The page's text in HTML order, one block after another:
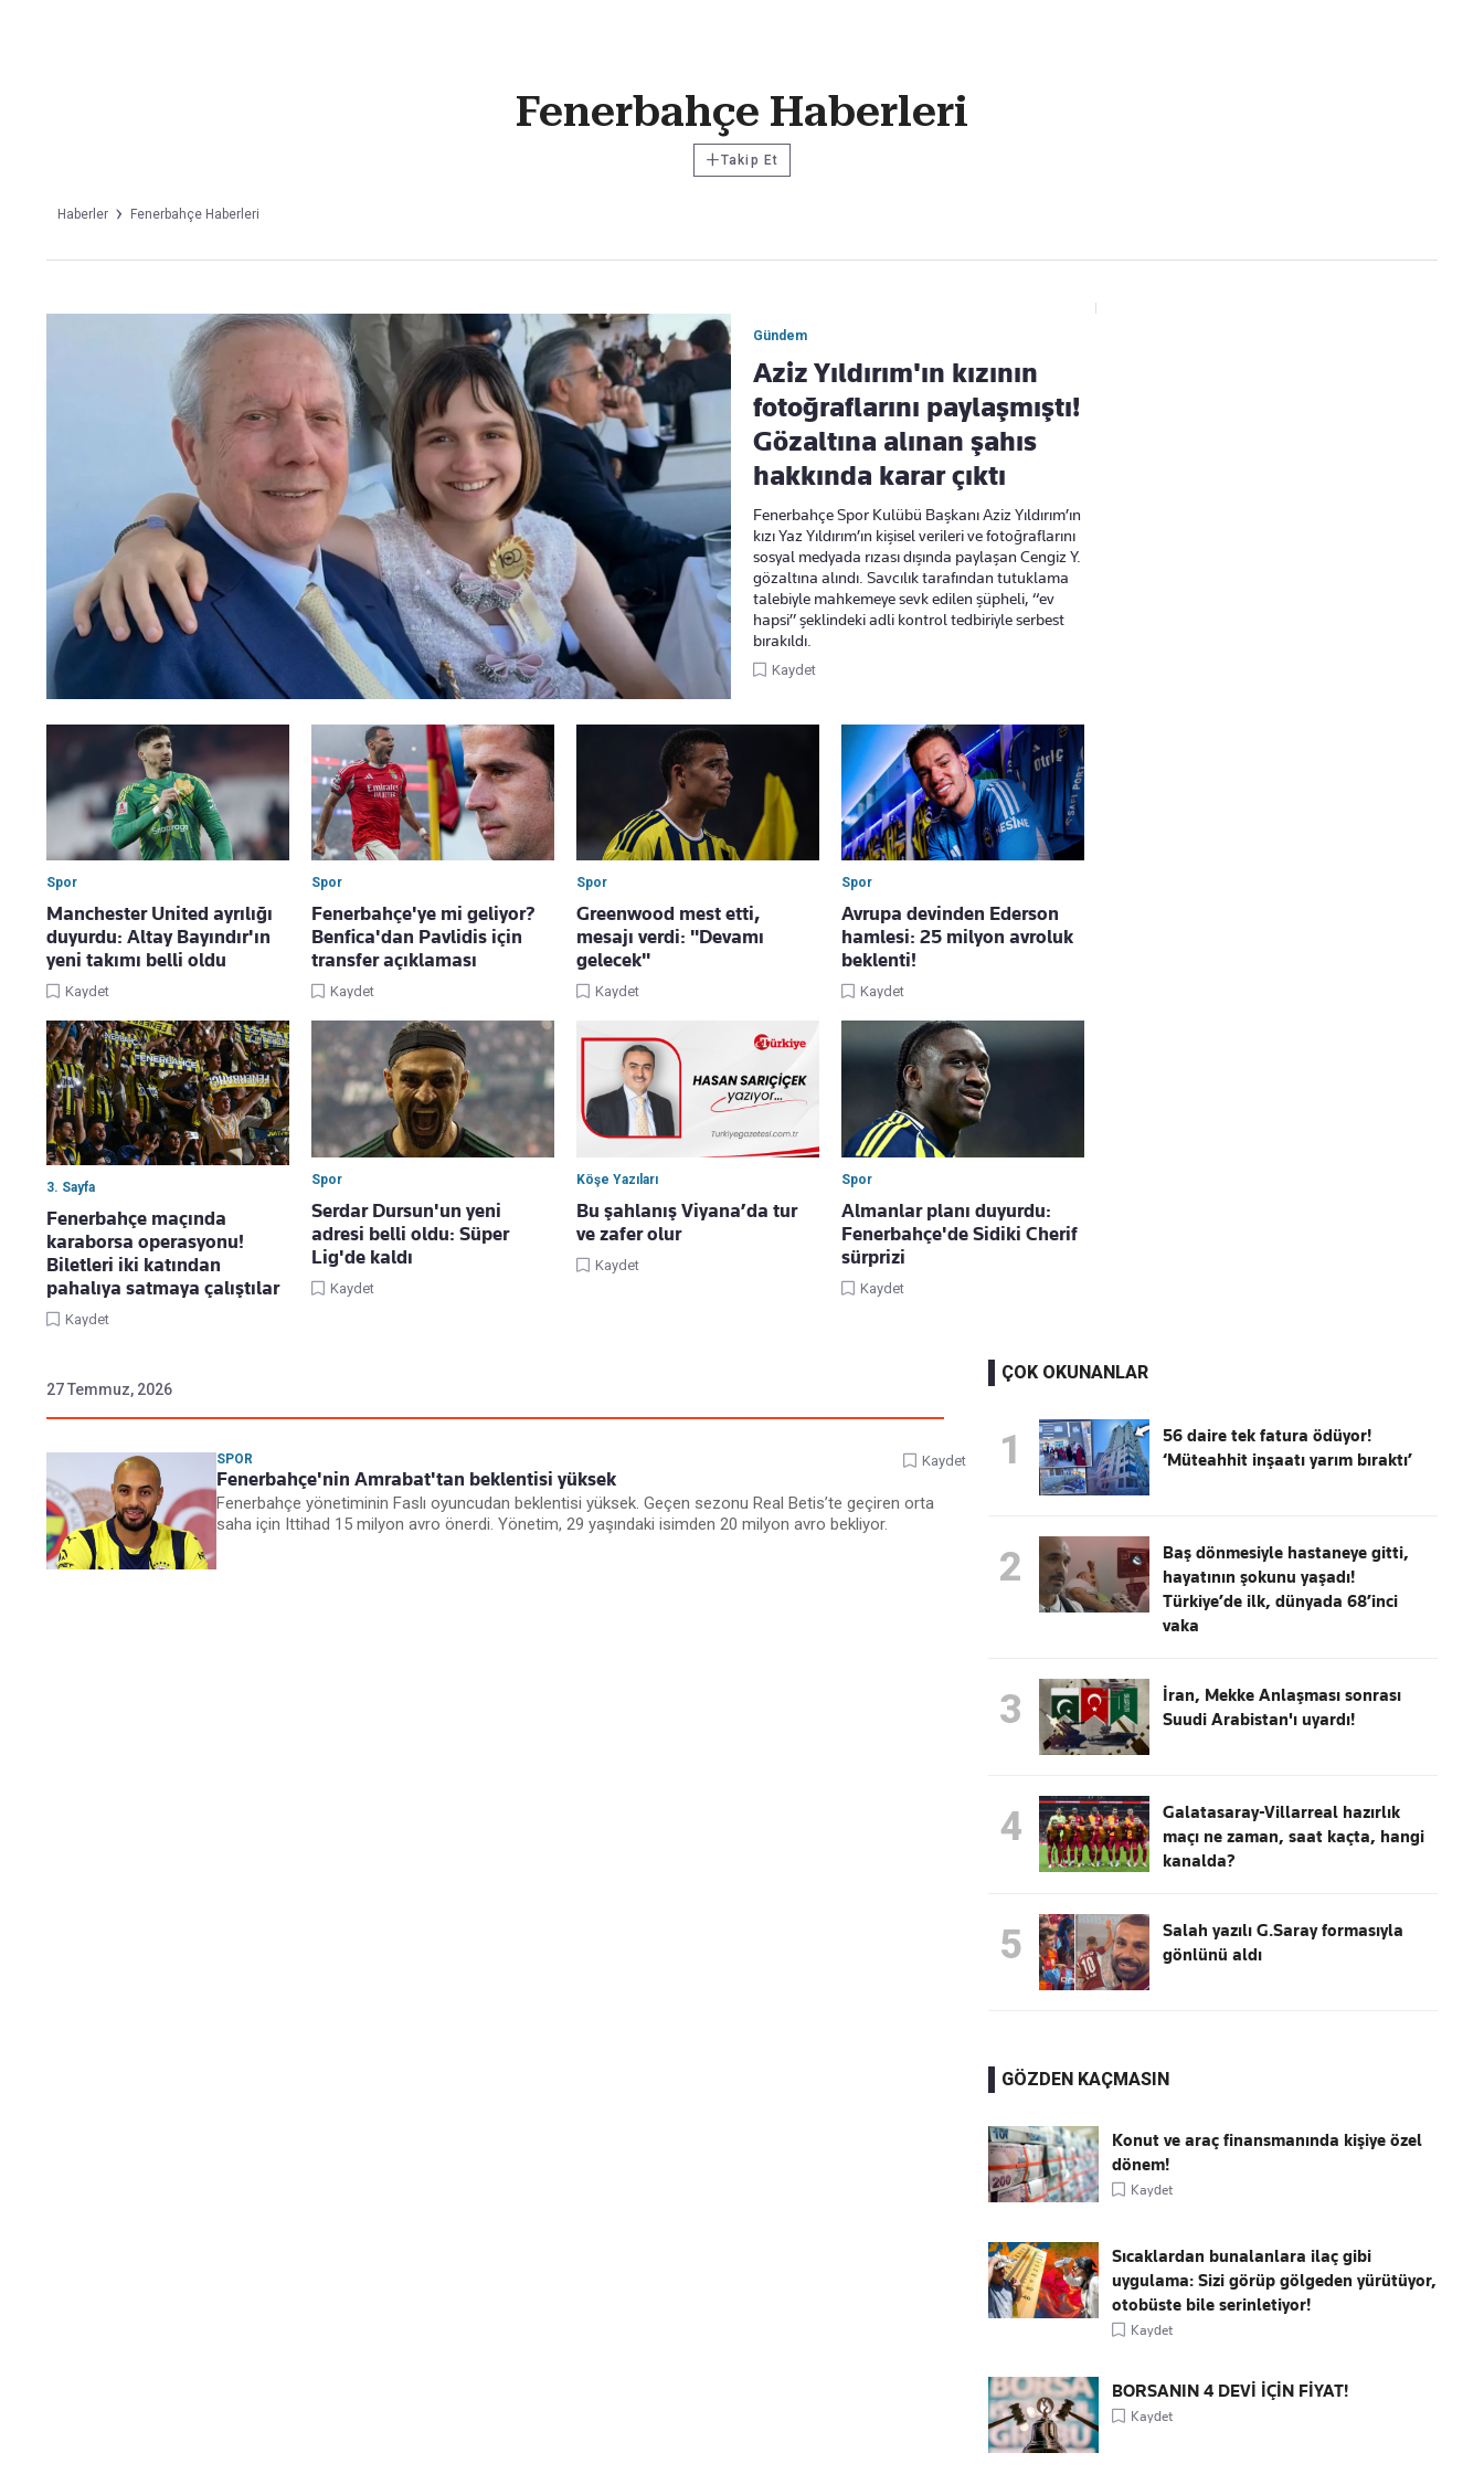
Editör masamıza bilgi ve materyal göndermek içintıklayın
Fenerbahçe Haberleri
+Takip Et
Haberler Fenerbahçe Haberleri
Gündem
Aziz Yıldırım'ın kızının
fotoğraflarını paylaşmıştı!
Gözaltına alınan şahıs
hakkında karar çıktı
Fenerbahçe Spor Kulübü Başkanı Aziz Yıldırım’ın
kızı Yaz Yıldırım’ın kişisel verileri ve fotoğraflarını
sosyal medyada rızası dışında paylaşan Cengiz Y.
gözaltına alındı. Savcılık tarafından tutuklama
talebiyle mahkemeye sevk edilen şüpheli, “ev
hapsi” şeklindeki adli kontrol tedbiriyle serbest
bırakıldı.
Kaydet
Spor
Manchester United ayrılığı
duyurdu: Altay Bayındır'ın
yeni takımı belli oldu
Kaydet
Spor
Fenerbahçe'ye mi geliyor?
Benfica'dan Pavlidis için
transfer açıklaması
Kaydet
Spor
Greenwood mest etti,
mesajı verdi: "Devamı
gelecek"
Kaydet
Spor
Avrupa devinden Ederson
hamlesi: 25 milyon avroluk
beklenti!
Kaydet
3. Sayfa
Fenerbahçe maçında
karaborsa operasyonu!
Biletleri iki katından
pahalıya satmaya çalıştılar
Kaydet
Spor
Serdar Dursun'un yeni
adresi belli oldu: Süper
Lig'de kaldı
Kaydet
Köşe Yazıları
Bu şahlanış Viyana’da tur
ve zafer olur
Kaydet
Spor
Almanlar planı duyurdu:
Fenerbahçe'de Sidiki Cherif
sürprizi
Kaydet
27 Temmuz, 2026
SPOR
Fenerbahçe'nin Amrabat'tan beklentisi yüksek
Kaydet
Fenerbahçe yönetiminin Faslı oyuncudan beklentisi yüksek. Geçen sezonu Real Betis’te geçiren orta
saha için Ittihad 15 milyon avro önerdi. Yönetim, 29 yaşındaki isimden 20 milyon avro bekliyor.
ÇOK OKUNANLAR
1
56 daire tek fatura ödüyor!
‘Müteahhit inşaatı yarım bıraktı’
2
Baş dönmesiyle hastaneye gitti,
hayatının şokunu yaşadı!
Türkiye’de ilk, dünyada 68’inci
vaka
3
İran, Mekke Anlaşması sonrası
Suudi Arabistan'ı uyardı!
4
Galatasaray-Villarreal hazırlık
maçı ne zaman, saat kaçta, hangi
kanalda?
5
Salah yazılı G.Saray formasıyla
gönlünü aldı
GÖZDEN KAÇMASIN
Konut ve araç finansmanında kişiye özel
dönem!
Kaydet
Sıcaklardan bunalanlara ilaç gibi
uygulama: Sizi görüp gölgeden yürütüyor,
otobüste bile serinletiyor!
Kaydet
BORSANIN 4 DEVİ İÇİN FİYAT!
Kaydet